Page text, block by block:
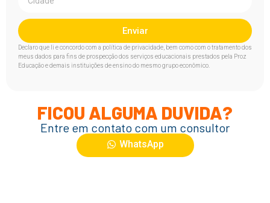
Enviar
Declaro que li e concordo com a política de privacidade, bem como com o tratamento dos
meus dados para fins de prospecção dos serviços educacionais prestados pela Proz
Educação e demais instituições de ensino do mesmo grupo econômico.
FICOU ALGUMA DUVIDA?
Entre em contato com um consultor
WhatsApp